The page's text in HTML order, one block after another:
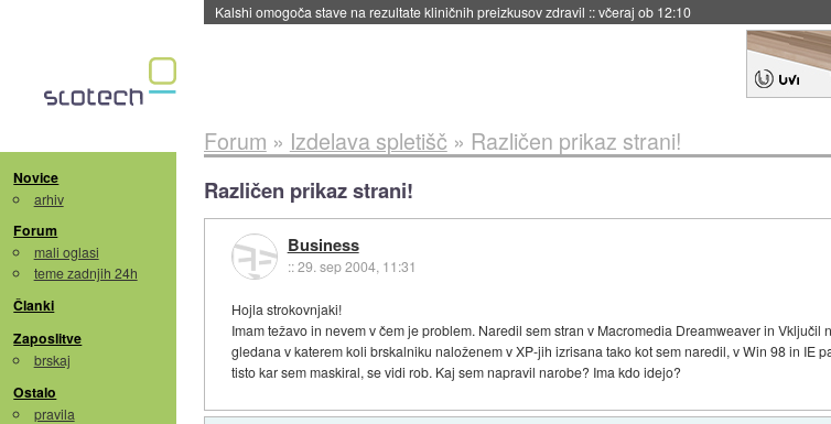
Sandisk že prodal več kot polovico SSD-jev za naslednji dve leti::včeraj ob 11:37
Novice
arhiv
Forum
mali oglasi
teme zadnjih 24h
Članki
Zaposlitve
brskaj
Ostalo
pravila
Forum » Izdelava spletišč » Različen prikaz strani!
Različen prikaz strani!
Business
::29. sep 2004, 11:31
Hojla strokovnjaki!
Imam težavo in nevem v čem je problem. Naredil sem stran v Macromedia Dreamweaver in
gledana v katerem koli brskalniku naloženem v XP-jih izrisana tako kot sem naredil, v Win 98 in IE
tisto kar sem maskiral, se vidi rob. Kaj sem napravil narobe? Ima kdo idejo?